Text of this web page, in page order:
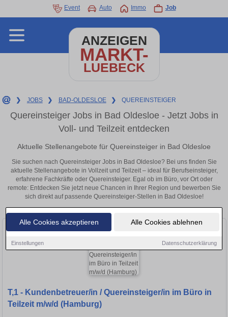
Alle Cookies akzeptieren Alle Cookies ablehnen
Einstellungen Datenschutzerklärung
Event Auto Immo Job
ANZEIGEN
MARKT-
LUEBECK
❯ JOBS ❯ BAD-OLDESLOE ❯ QUEREINSTEIGER
Quereinsteiger Jobs in Bad Oldesloe - Jetzt Jobs in
Voll- und Teilzeit entdecken
Aktuelle Stellenangebote für Quereinsteiger in Bad Oldesloe
Sie suchen nach Quereinsteiger Jobs in Bad Oldesloe? Bei uns finden Sie
aktuelle Stellenangebote in Vollzeit und Teilzeit – ideal für Berufseinsteiger,
erfahrene Fachkräfte oder Quereinsteiger. Egal ob im Büro, vor Ort oder
remote: Entdecken Sie jetzt neue Chancen in Ihrer Region und bewerben Sie
sich direkt auf passende Quereinsteiger-Stellen in Bad Oldesloe!
T,1 - Kundenbetreuer/in / Quereinsteiger/in im Büro in
Teilzeit m/w/d (Hamburg)